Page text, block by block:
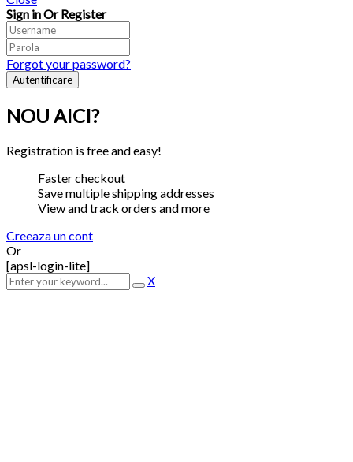
Sign in Or Register
Forgot your password?
NOU AICI?
Registration is free and easy!
Faster checkout
Save multiple shipping addresses
View and track orders and more
Creeaza un cont
Or
[apsl-login-lite]
X